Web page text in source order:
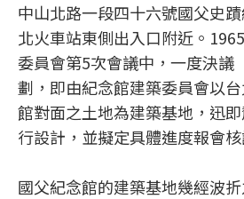
中山北路一段四十六號國父史
北火車站東側出入口附近。
委員會第5次會議中，一度決議
劃，即由紀念館建築委員會以
館對面之土地為建築基地，迅
行設計，並擬定具體進度報會核
國父紀念館的建築基地幾經波